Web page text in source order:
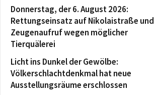
Donnerstag, der 6. August 2026:
Rettungseinsatz auf Nikolaistraße und
Zeugenaufruf wegen möglicher
Tierquälerei
Licht ins Dunkel der Gewölbe:
Völkerschlachtdenkmal hat neue
Ausstellungsräume erschlossen